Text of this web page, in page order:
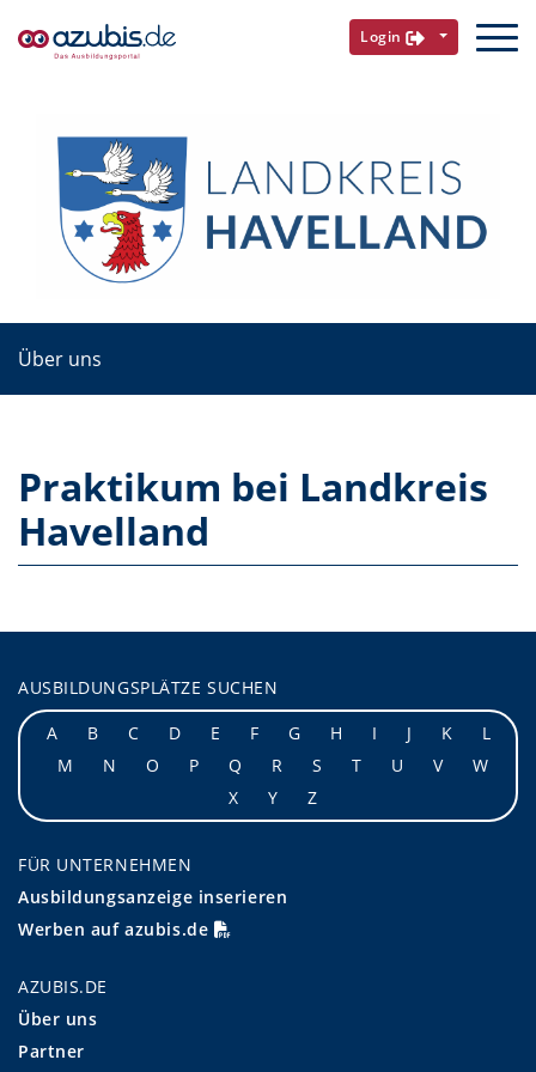
Login
Über uns
Praktikum bei Landkreis
Havelland
AUSBILDUNGSPLÄTZE SUCHEN
A
B C D E F G H I J K
L
M
N O P Q R S T U V
W
X
Y Z
FÜR UNTERNEHMEN
Ausbildungsanzeige inserieren
Werben auf azubis.de
AZUBIS.DE
Über uns
Partner